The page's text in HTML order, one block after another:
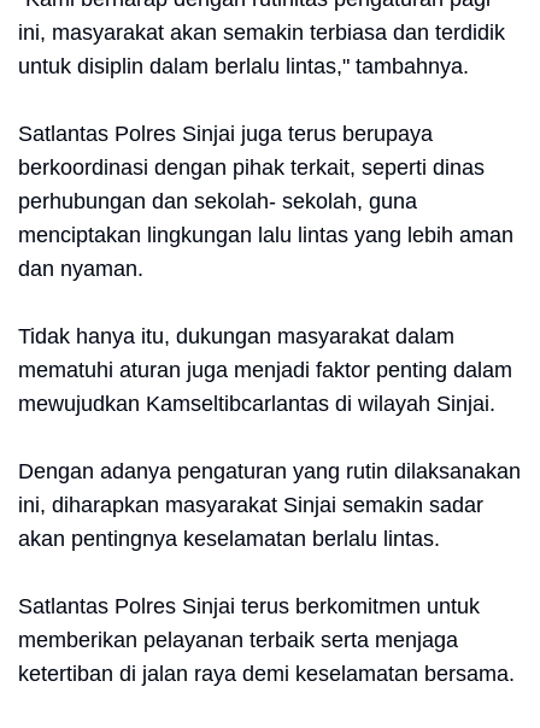
ini, masyarakat akan semakin terbiasa dan terdidik
untuk disiplin dalam berlalu lintas," tambahnya.
Satlantas Polres Sinjai juga terus berupaya
berkoordinasi dengan pihak terkait, seperti dinas
perhubungan dan sekolah- sekolah, guna
menciptakan lingkungan lalu lintas yang lebih aman
dan nyaman.
Tidak hanya itu, dukungan masyarakat dalam
mematuhi aturan juga menjadi faktor penting dalam
mewujudkan Kamseltibcarlantas di wilayah Sinjai.
Dengan adanya pengaturan yang rutin dilaksanakan
ini, diharapkan masyarakat Sinjai semakin sadar
akan pentingnya keselamatan berlalu lintas.
Satlantas Polres Sinjai terus berkomitmen untuk
memberikan pelayanan terbaik serta menjaga
ketertiban di jalan raya demi keselamatan bersama.